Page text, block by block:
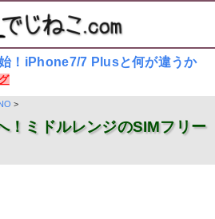
！iPhone7/7 Plusと何が違うか
>
！ミドルレンジのSIMフリー